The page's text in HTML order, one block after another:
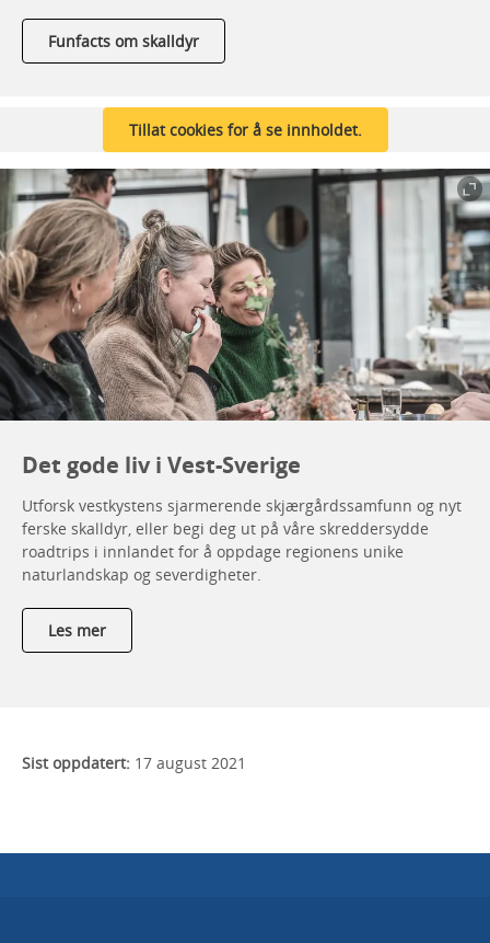
Funfacts om skalldyr
Tillat cookies for å se innholdet.
Det gode liv i Vest-Sverige
Utforsk vestkystens sjarmerende skjærgårdssamfunn og nyt
ferske skalldyr, eller begi deg ut på våre skreddersydde
roadtrips i innlandet for å oppdage regionens unike
naturlandskap og severdigheter.
Les mer
Sist oppdatert: 17 august 2021